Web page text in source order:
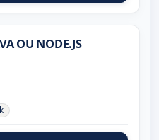
OU NODE.JS